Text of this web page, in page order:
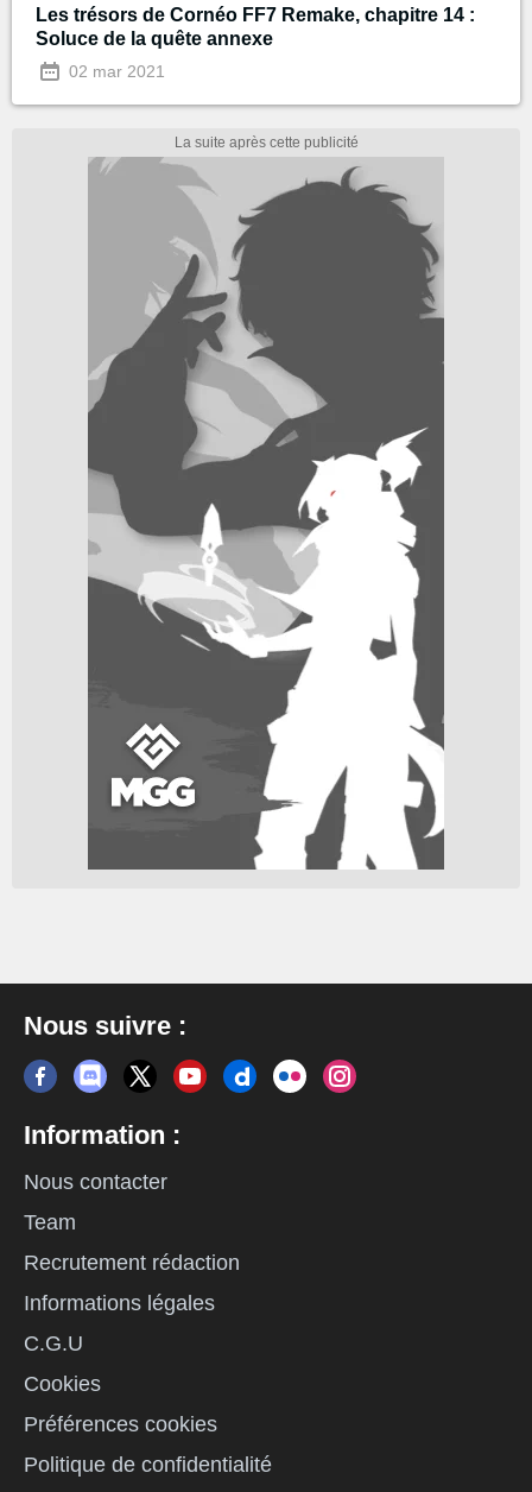
Les trésors de Cornéo FF7 Remake, chapitre 14 :
Soluce de la quête annexe
02 mar 2021
Nous suivre :
Information :
Nous contacter
Team
Recrutement rédaction
Informations légales
C.G.U
Cookies
Préférences cookies
Politique de confidentialité